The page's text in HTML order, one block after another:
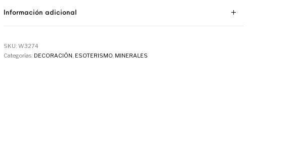
Información adicional
SKU: W3274
Categorías: DECORACIÓN ESOTERISMO, MINERALES